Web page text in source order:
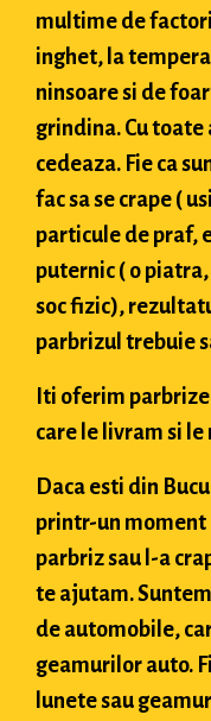
multime de
inghet, la
ninsoare si de
grindina. Cu toate
cedeaza. Fie ca
fac sa se crape (
particule de praf,
puternic ( o
soc fizic),
parbrizul trebuie
Iti oferim
care le livram si
Daca esti din
printr-un moment
parbriz sau l-a
te ajutam.
de automobile,
geamurilor auto.
lunete sau